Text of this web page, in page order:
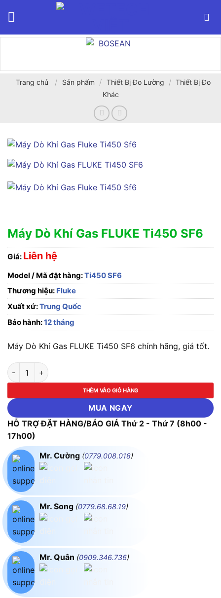
Trang chủ / Sản phẩm / Thiết Bị Đo Lường / Thiết Bị Đo
Khác
Máy Dò Khí Gas FLUKE Ti450 SF6
Giá: Liên hệ
Model / Mã đặt hàng:Ti450 SF6
Thương hiệu: Fluke
Xuất xứ:Trung Quốc
Bảo hành:12 tháng
Máy Dò Khí Gas FLUKE Ti450 SF6 chính hãng, giá tốt.
Máy Dò Khí Gas FLUKE Ti450 SF6 số lượng
THÊM VÀO GIỎ HÀNG
MUA NGAY
HỖ TRỢ ĐẶT HÀNG/BÁO GIÁ Thứ 2 - Thứ 7 (8h00 -
17h00)
Mr. Cường (0779.008.018)
Mr. Song (0779.68.68.19)
Mr. Quân (0909.346.736)